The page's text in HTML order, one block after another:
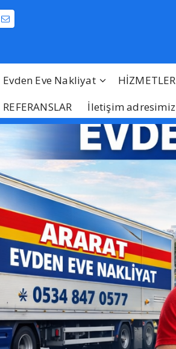
Evden Eve Nakliyat
HİZMETLER
REFERANSLAR
İletişim adresimiz